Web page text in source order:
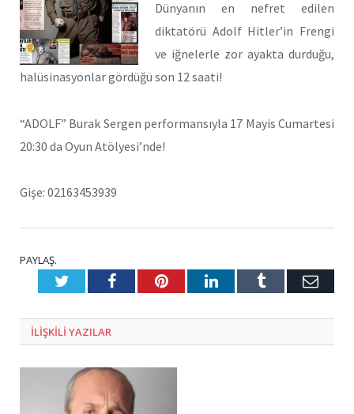
Dünyanın en nefret edilen
diktatörü Adolf Hitler’in Frengi
ve iğnelerle zor ayakta durduğu,
halüsinasyonlar gördüğü son 12 saati!
“ADOLF” Burak Sergen performansıyla 17 Mayis Cumartesi
20:30 da Oyun Atölyesi’nde!
Gişe: 02163453939
PAYLAŞ.
TwitterFacebookPinterestLinkedInTumblr E-
ILIŞKILI YAZILAR